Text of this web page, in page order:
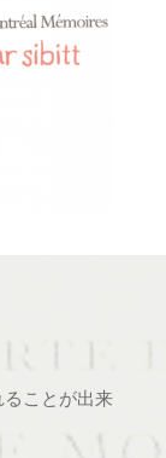
ことが出来